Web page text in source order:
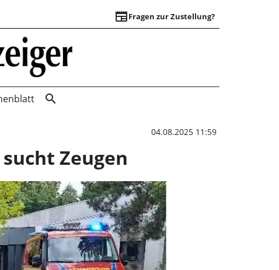
newspaperFragen zur Zustellung?
Kleinbrand auf
search
04.08.2025 11:59
Zeugen